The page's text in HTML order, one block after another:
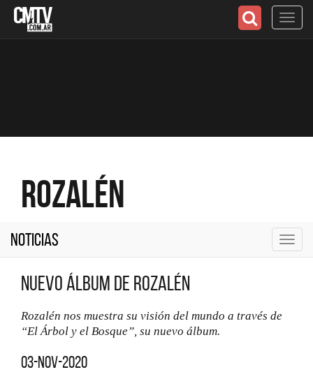
Rozalén
Noticias
Nuevo álbum de Rozalén
Rozalén nos muestra su visión del mundo a través de
“El Árbol y el Bosque”, su nuevo álbum.
03-nov-2020